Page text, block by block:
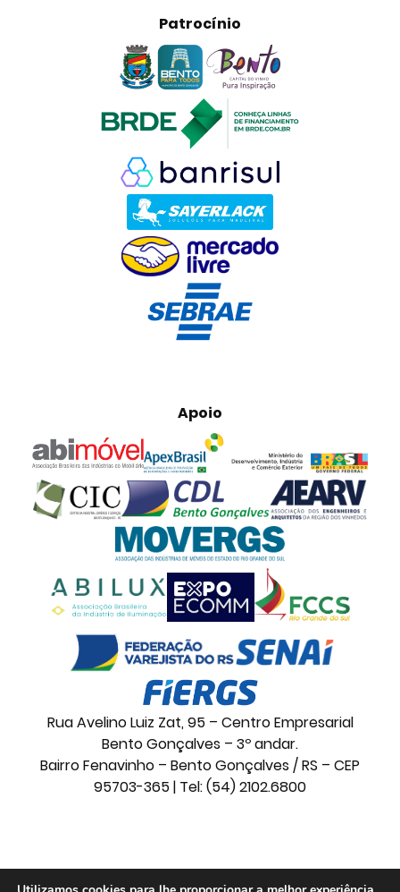
Patrocínio
Apoio
Rua Avelino Luiz Zat, 95 – Centro Empresarial
Bento Gonçalves – 3º andar.
Bairro Fenavinho – Bento Gonçalves / RS – CEP
95703-365 | Tel: (54) 2102.6800
© 2026 Movelsul. Todos os direitos reservados.